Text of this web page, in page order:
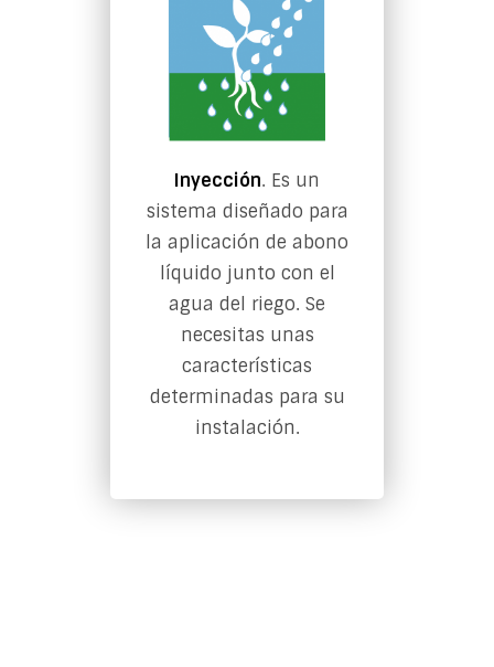
Inyección. Es un
sistema diseñado para
la aplicación de abono
líquido junto con el
agua del riego. Se
necesitas unas
características
determinadas para su
instalación.